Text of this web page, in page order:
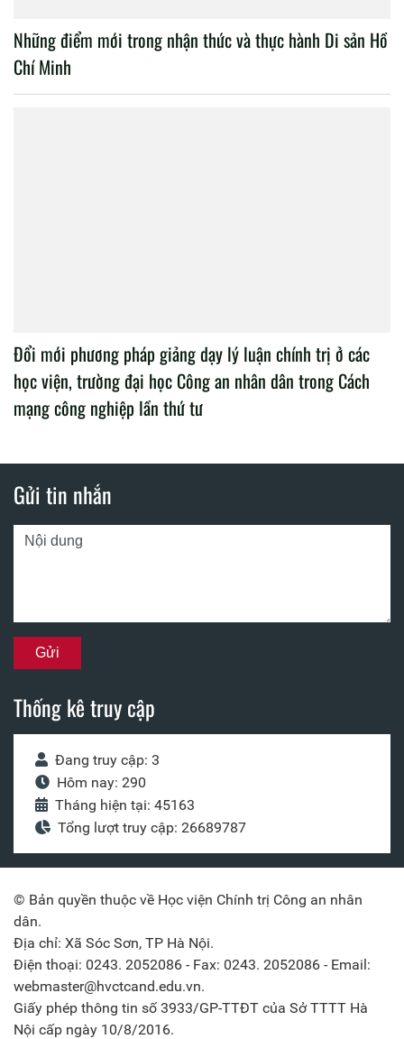
Những điểm mới trong nhận thức và thực hành Di sản Hồ
Chí Minh
Đổi mới phương pháp giảng dạy lý luận chính trị ở các
học viện, trường đại học Công an nhân dân trong Cách
mạng công nghiệp lần thứ tư
Gửi tin nhắn
Thống kê truy cập
Đang truy cập: 3
Hôm nay: 290
Tháng hiện tại: 45163
Tổng lượt truy cập: 26689787
© Bản quyền thuộc về Học viện Chính trị Công an nhân
dân.
Địa chỉ: Xã Sóc Sơn, TP Hà Nội.
Điện thoại: 0243. 2052086 - Fax: 0243. 2052086 - Email:
webmaster@hvctcand.edu.vn.
Giấy phép thông tin số 3933/GP-TTĐT của Sở TTTT Hà
Nội cấp ngày 10/8/2016.